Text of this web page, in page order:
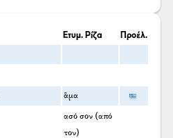
Ετυμ. Ρίζα Προέλ.
ἅμα
ασό σον (από
τον)